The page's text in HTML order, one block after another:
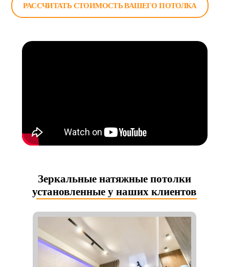
РАССЧИТАТЬ СТОИМОСТЬ ВАШЕГО ПОТОЛКА
Зеркальные натяжные потолки
установленные у наших клиентов